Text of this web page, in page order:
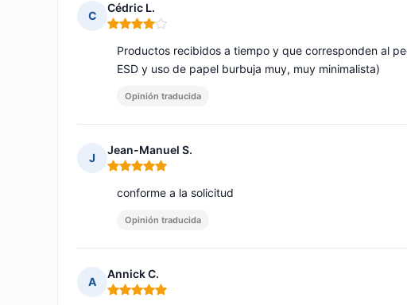
C
Cédric L.
Nota: 4 de 5
Productos recibidos a tiempo y que corresponden al
ESD y uso de papel burbuja muy, muy minimalista)
Opinión traducida
J
Jean-Manuel S.
Nota: 5 de 5
conforme a la solicitud
Opinión traducida
A
Annick C.
Nota: 5 de 5